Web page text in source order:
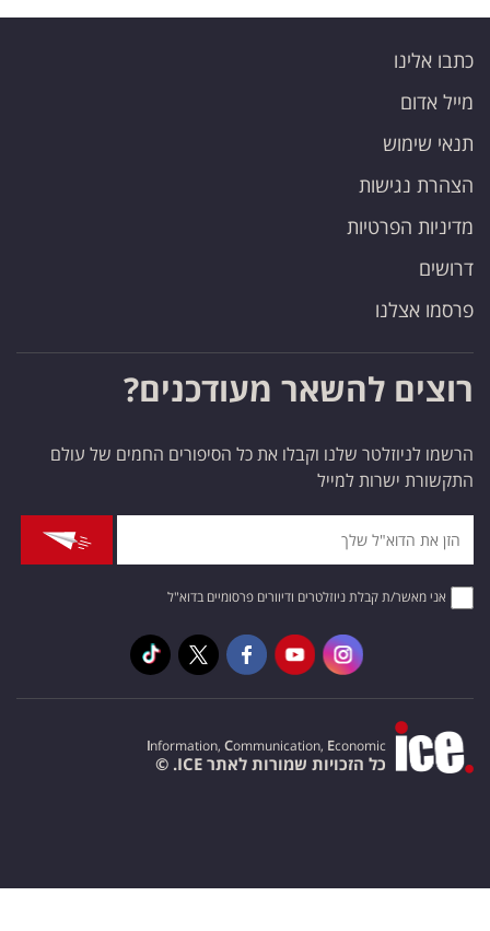
כתבו אלינו
מייל אדום
תנאי שימוש
הצהרת נגישות
מדיניות הפרטיות
דרושים
פרסמו אצלנו
רוצים להשאר מעודכנים?
הרשמו לניוזלטר שלנו וקבלו את כל הסיפורים החמים של עולם
התקשורת ישרות למייל
אני מאשר/ת קבלת ניוזלטרים ודיוורים פרסומיים בדוא"ל
Information, Communication, Economic
כל הזכויות שמורות לאתר ICE. ©